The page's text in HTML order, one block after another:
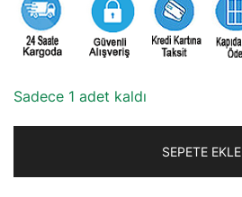
Sadece 1 adet kaldı
SEPETE EKLE